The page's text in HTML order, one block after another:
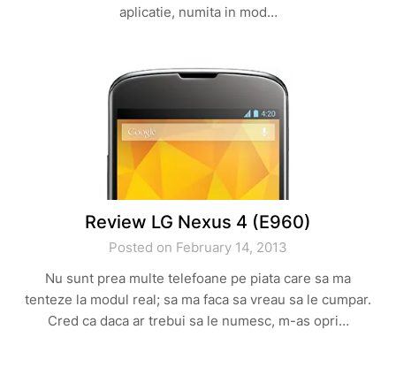
aplicatie, numita in mod…
Review LG Nexus 4 (E960)
Posted on February 14, 2013
Nu sunt prea multe telefoane pe piata care sa ma
tenteze la modul real; sa ma faca sa vreau sa le cumpar.
Cred ca daca ar trebui sa le numesc, m-as opri…